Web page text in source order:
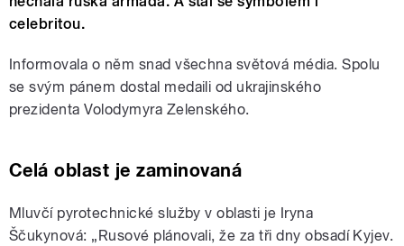
celebritou.
Informovala o něm snad všechna světová média. Spolu
se svým pánem dostal medaili od ukrajinského
prezidenta Volodymyra Zelenského.
Celá oblast je zaminovaná
Mluvčí pyrotechnické služby v oblasti je Iryna
Ščukynová: „Rusové plánovali, že za tři dny obsadí Kyjev.